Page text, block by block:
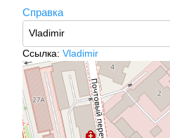
Справка
Ссылка: Vladimir